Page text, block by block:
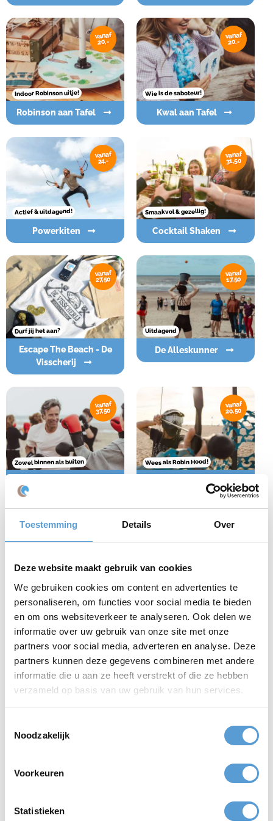
Toestemming Details Over
Deze website maakt gebruik van cookies
We gebruiken cookies om content en advertenties te
personaliseren, om functies voor social media te bieden
en om ons websiteverkeer te analyseren. Ook delen we
informatie over uw gebruik van onze site met onze
partners voor social media, adverteren en analyse. Deze
partners kunnen deze gegevens combineren met andere
informatie die u aan ze heeft verstrekt of die ze hebben
verzameld op basis van uw gebruik van hun services.
Noodzakelijk
Voorkeuren
Statistieken
vanaf
20,-
Indoor Robinson uitje!
Robinson aan Tafel
vanaf
20,-
Wie is de saboteur!
Kwal aan Tafel
vanaf
24,-
Actief & uitdagend!
Powerkiten
vanaf
31,50
Smaakvol & gezellig!
Cocktail Shaken
vanaf
27,50
Durf jij het aan?
Escape The Beach - De
Visscherij
vanaf
17,50
Uitdagend
De Alleskunner
vanaf
37,50
Zowel binnen als buiten
vanaf
20,50
Wees als Robin Hood!
Archery Tag
IJssculpturen workshop
vanaf
20,-
Highland Games
25,-
Disc Golf
895
vanaf
34,-